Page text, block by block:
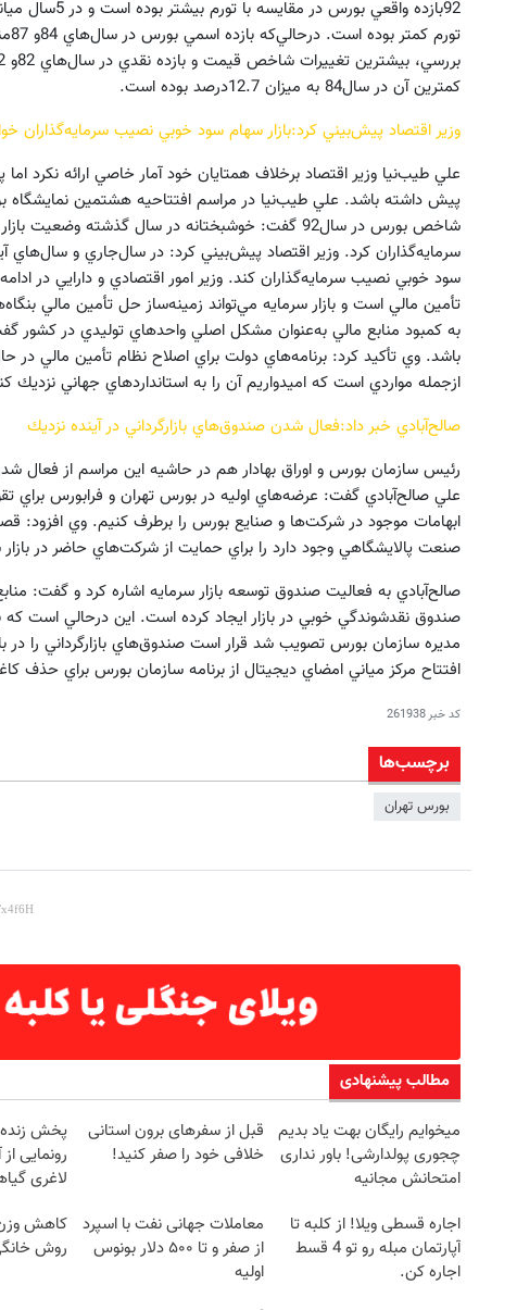
92بازده واقعي
كمترين آن در سال84 به ميزان 12.7درصد بوده است.
وزير اقتصاد پيش‌بيني كرد:بازار سهام سود خوبي نصيب سرمايه‌گذاران
علي طيب‌نيا وزير اقتصاد برخلاف همتايان خود آمار خاصي ارائه نكرد
شاخص بورس در سال92 گفت: خوشبختانه در سال گذشته
سرمايه‌گذاران كرد. وزير اقتصاد پيش‌بيني كرد: در سال‌جاري و سال‌هاي
سود خوبي نصيب سرمايه‌گذاران كند. وزير امور اقتصادي و دارايي در
تأمين مالي است و بازار سرمايه مي‌تواند زمينه‌ساز حل تأمين مالي
به كمبود منابع مالي به‌عنوان مشكل اصلي واحدهاي توليدي در كشور
باشد. وي تأكيد كرد: برنامه‌هاي دولت براي اصلاح نظام تأمين مالي در
ازجمله مواردي است كه اميدواريم آن را به استانداردهاي جهاني نزديك
صالح‌آبادي خبر داد:فعال شدن صندوق‌هاي بازارگرداني در آينده نزديك
رئيس سازمان بورس و اوراق بهادار هم در حاشيه اين مراسم از فعال
علي صالح‌آبادي گفت: عرضه‌هاي اوليه در بورس تهران و فرابورس براي
ابهامات موجود در شركت‌ها و صنايع بورس را برطرف كنيم. وي افزود:
صنعت پالايشگاهي وجود دارد را براي حمايت از شركت‌هاي حاضر در
صالح‌آبادي به فعاليت صندوق توسعه بازار سرمايه اشاره كرد و گفت:‌
صندوق نقدشوندگي خوبي در بازار ايجاد كرده است. اين درحالي است
مديره سازمان بورس تصويب شد قرار است صندوق‌هاي بازارگرداني را در
افتتاح مركز مياني امضاي ديجيتال از برنامه سازمان بورس براي حذف
کد خبر261938
برچسب‌ها
بورس تهران
مطالب پیشنهادی
میخوایم رایگان بهت یاد بدیم
چجوری پولدارشی! باور نداری
امتحانش مجانیه
قبل از سفرهای برون استانی
خلافی خود را صفر کنید!
رونمایی
لاغری
اجاره‌ قسطی ویلا! از کلبه تا
آپارتمان مبله رو تو 4 قسط
اجاره کن.
معاملات جهانی نفت با اسپرد
از صفر و تا ۵۰۰ دلار بونوس
اولیه
کاهش وزن
روش